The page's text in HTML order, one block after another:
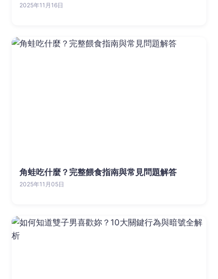
2025年11月16日
角蛙吃什麼？完整餵食指南與常見問題解答
2025年11月05日